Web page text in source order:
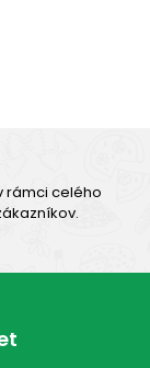
rámci celého